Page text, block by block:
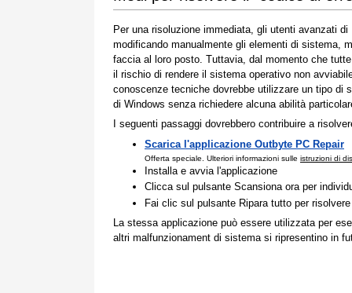
Per una risoluzione immediata, gli utenti avanzati
modificando manualmente gli elementi di sistema,
faccia al loro posto. Tuttavia, dal momento che
il rischio di rendere il sistema operativo non
conoscenze tecniche dovrebbe utilizzare un tipo di
di Windows senza richiedere alcuna abilità
I seguenti passaggi dovrebbero contribuire a
Scarica l'applicazione Outbyte PC Repair
Offerta speciale. Ulteriori informazioni sulle istruzioni di
Installa e avvia l'applicazione
Clicca sul pulsante Scansiona ora per
Fai clic sul pulsante Ripara tutto per
La stessa applicazione può essere utilizzata per
altri malfunzionament di sistema si ripresentino in